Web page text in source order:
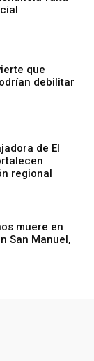
que
debilitar
de El
regional
muere en
San Manuel,